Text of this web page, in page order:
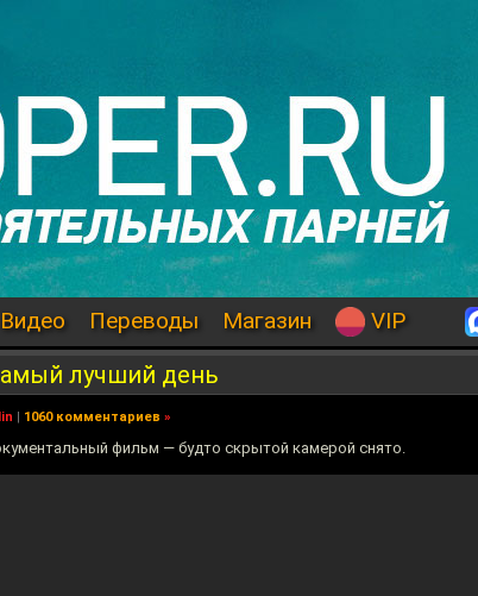
Видео Переводы Магазин VIP
лучший день
| 1060 комментариев »
фильм — будто скрытой камерой снято.